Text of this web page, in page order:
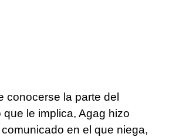
conocerse la parte del
le implica, Agag hizo
en el que niega,